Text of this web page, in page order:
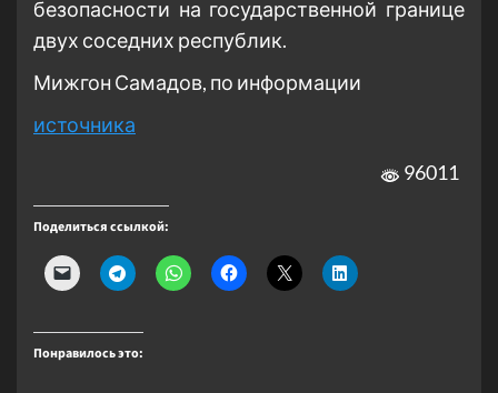
безопасности на государственной границе
двух соседних республик.
Мижгон Самадов, по информации
источника
96011
Поделиться ссылкой:
Понравилось это: